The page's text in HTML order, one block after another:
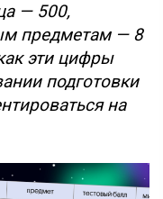
— 500,
предметам — 8
эти цифры
подготовки
на